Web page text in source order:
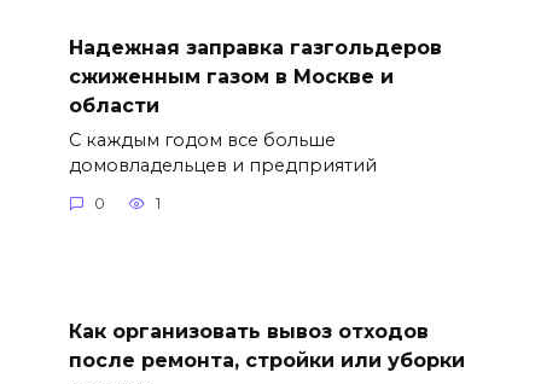
Надежная заправка газгольдеров
сжиженным газом в Москве и
области
С каждым годом все больше
домовладельцев и предприятий
0 1
Как организовать вывоз отходов
после ремонта, стройки или уборки